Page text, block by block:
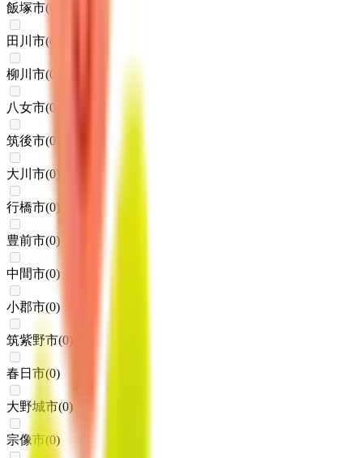
飯塚市(
田川市(0
柳川市(0
八女市(0
筑後市(0
大川市(0)
行橋市(0)
豊前市(0)
中間市(0)
小郡市(0)
筑紫野市(0)
春日市(0)
大野城市(0)
宗像市(0)